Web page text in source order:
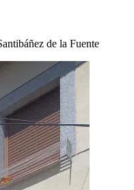
de la Fuente